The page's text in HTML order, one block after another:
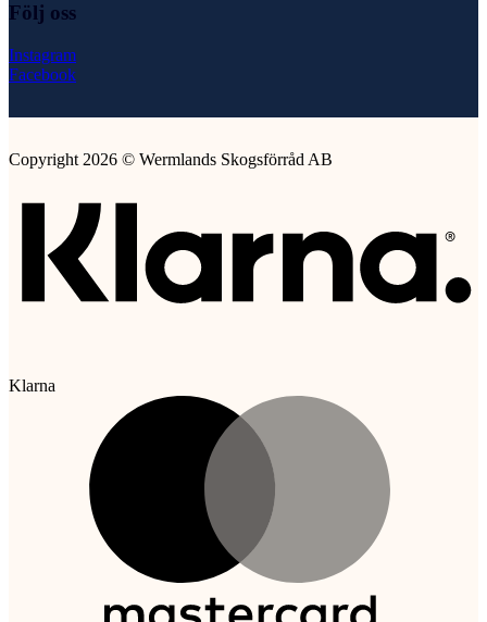
Följ oss
Instagram
Facebook
Copyright 2026 © Wermlands Skogsförråd AB
Klarna